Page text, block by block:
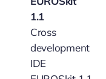
1.1
Cross
development
IDE